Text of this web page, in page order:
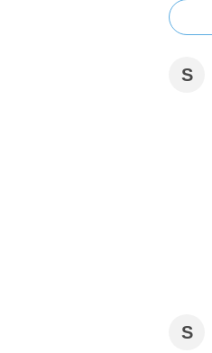
S
S